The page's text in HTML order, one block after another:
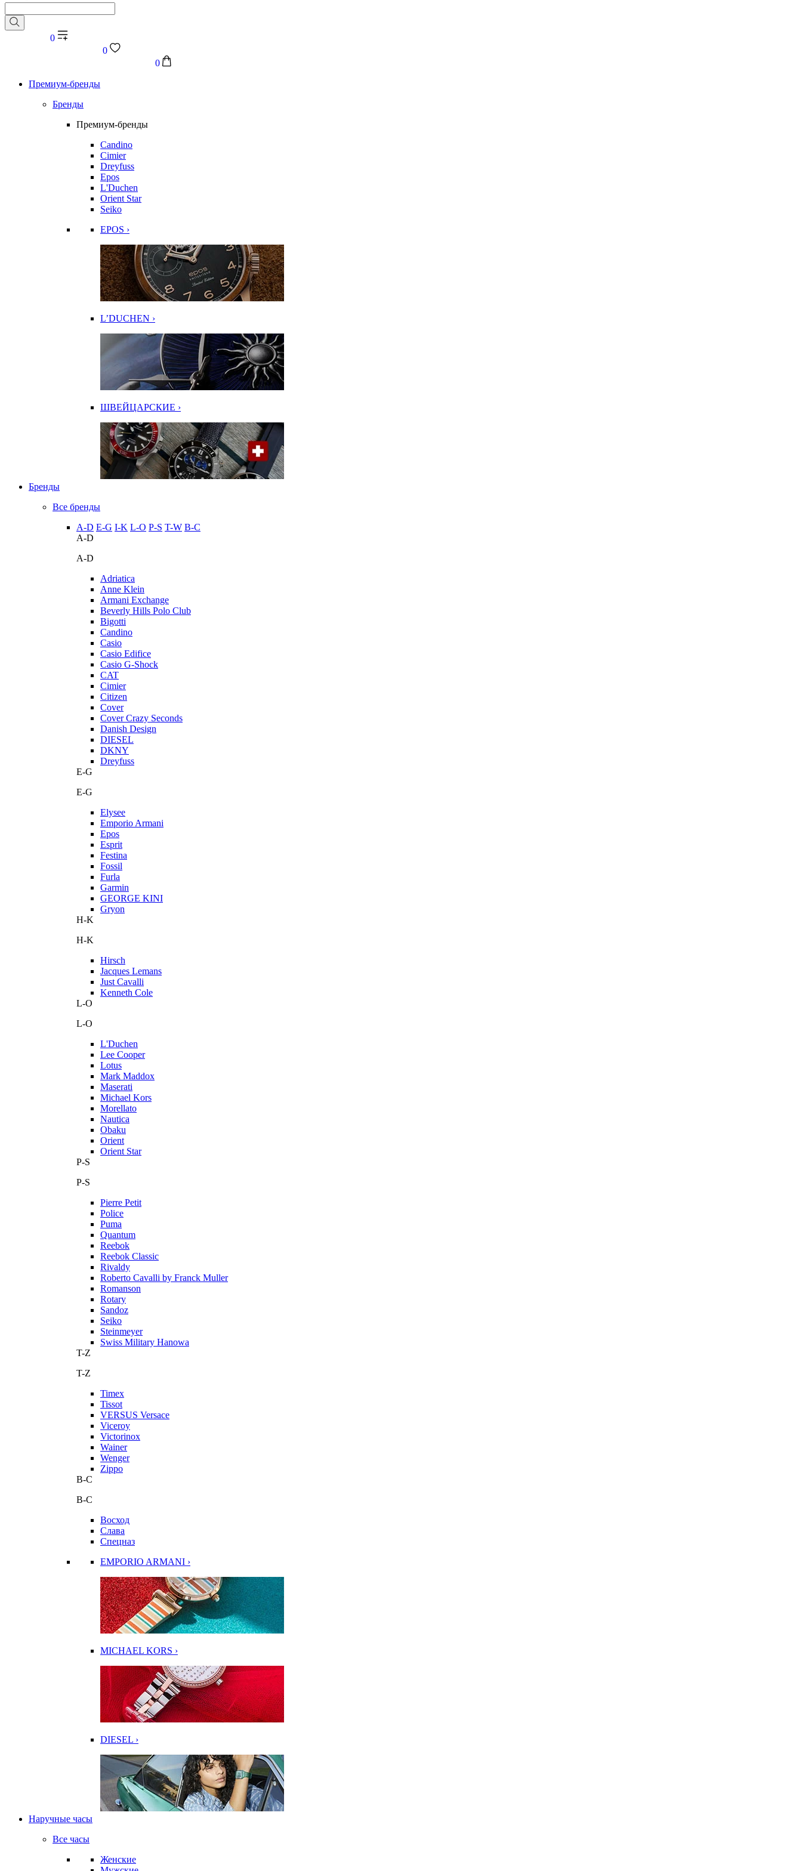
0
0
0
Премиум-бренды
Бренды
Премиум-бренды
Candino
Cimier
Dreyfuss
Epos
L'Duchen
Orient Star
Seiko
EPOS ›
L’DUCHEN ›
ШВЕЙЦАРСКИЕ ›
Бренды
Все бренды
A-D E-G I-K L-O P-S T-W В-С
A-D
A-D
Adriatica
Anne Klein
Armani Exchange
Beverly Hills Polo Club
Bigotti
Candino
Casio
Casio Edifice
Casio G-Shock
CAT
Cimier
Citizen
Cover
Cover Crazy Seconds
Danish Design
DIESEL
DKNY
Dreyfuss
E-G
E-G
Elysee
Emporio Armani
Epos
Esprit
Festina
Fossil
Furla
Garmin
GEORGE KINI
Gryon
H-K
H-K
Hirsch
Jacques Lemans
Just Cavalli
Kenneth Cole
L-O
L-O
L'Duchen
Lee Cooper
Lotus
Mark Maddox
Maserati
Michael Kors
Morellato
Nautica
Obaku
Orient
Orient Star
P-S
P-S
Pierre Petit
Police
Puma
Quantum
Reebok
Reebok Classic
Rivaldy
Roberto Cavalli by Franck Muller
Romanson
Rotary
Sandoz
Seiko
Steinmeyer
Swiss Military Hanowa
T-Z
T-Z
Timex
Tissot
VERSUS Versace
Viceroy
Victorinox
Wainer
Wenger
Zippo
В-С
В-С
Восход
Слава
Спецназ
EMPORIO ARMANI ›
MICHAEL KORS ›
DIESEL ›
Наручные часы
Все часы
Женские